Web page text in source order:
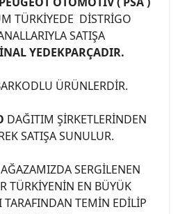
TÜRKİYEDE DİSTRİGO
SATIŞA
YEDEKPARÇADIR.
ÜRÜNLERDİR.
DAĞITIM ŞİRKETLERİNDEN
SATIŞA SUNULUR.
SERGİLENEN
TÜRKİYENİN EN BÜYÜK
TARAFINDAN TEMİN EDİLİP